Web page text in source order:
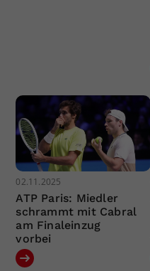
02.11.2025
ATP Paris: Miedler
schrammt mit Cabral
am Finaleinzug
vorbei